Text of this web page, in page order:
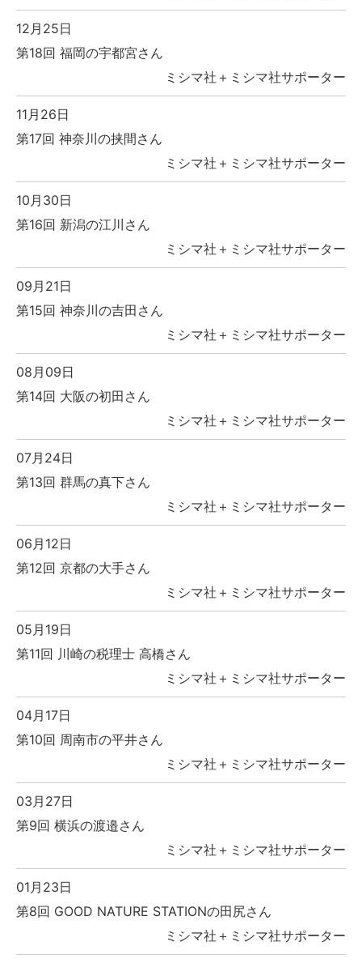
12月25日
第18回 福岡の宇都宮さん
ミシマ社＋ミシマ社サポーター
11月26日
第17回 神奈川の挟間さん
ミシマ社＋ミシマ社サポーター
10月30日
第16回 新潟の江川さん
ミシマ社＋ミシマ社サポーター
09月21日
第15回 神奈川の吉田さん
ミシマ社＋ミシマ社サポーター
08月09日
第14回 大阪の初田さん
ミシマ社＋ミシマ社サポーター
07月24日
第13回 群馬の真下さん
ミシマ社＋ミシマ社サポーター
06月12日
第12回 京都の大手さん
ミシマ社＋ミシマ社サポーター
05月19日
第11回 川崎の税理士 高橋さん
ミシマ社＋ミシマ社サポーター
04月17日
第10回 周南市の平井さん
ミシマ社＋ミシマ社サポーター
03月27日
第9回 横浜の渡邉さん
ミシマ社＋ミシマ社サポーター
01月23日
第8回 GOOD NATURE STATIONの田尻さん
ミシマ社＋ミシマ社サポーター